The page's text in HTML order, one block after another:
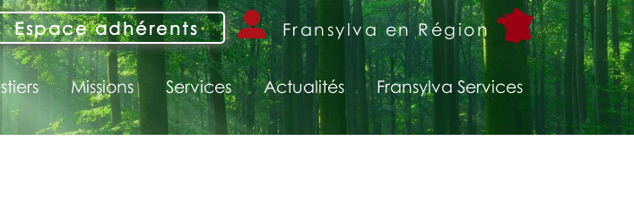
Espace adhérents Fransylva en Région
Missions Services Actualités Fransylva Services